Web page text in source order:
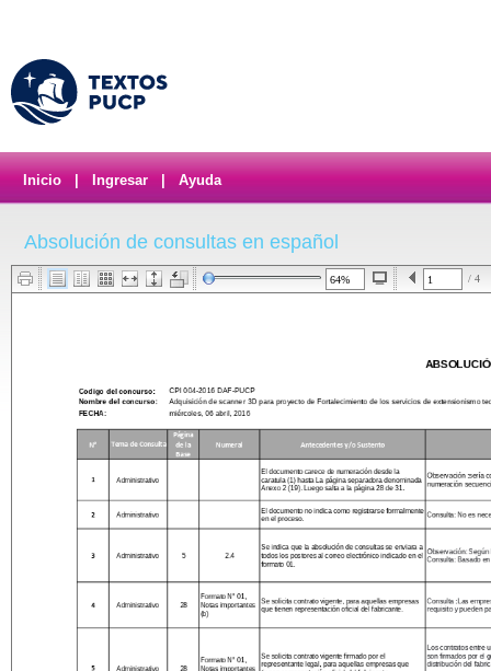
Inicio Ingresar Ayuda
Absolución de consultas en español
/ 4